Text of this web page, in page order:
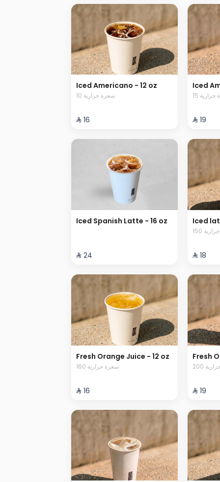
Iced Americano - 12 oz
10 سعرة حرارية
⁨⁦‪‬ 16⁩
Iced
حرارية
⁨⁦‪‬ 19⁩
Iced Spanish Latte - 16 oz
⁨⁦‪‬ 24⁩
Iced
حرارية
⁨⁦‪‬ 18⁩
Fresh Orange Juice - 12 oz
160 سعرة حرارية
⁨⁦‪‬ 16⁩
Fresh
⁨⁦‪‬ 19⁩